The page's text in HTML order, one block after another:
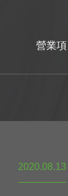
營業項
2020.08.13